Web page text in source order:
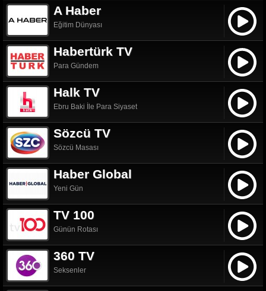
A Haber
Eğitim Dünyası
Habertürk TV
Para Gündem
Halk TV
Ebru Baki İle Para Siyaset
Sözcü TV
Sözcü Masası
Haber Global
Yeni Gün
TV 100
Günün Rotası
360 TV
Seksenler